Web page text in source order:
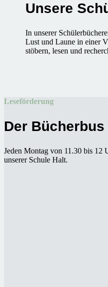
Unsere
In unserer
Lust und Laune in einer
stöbern, lesen und
Leseförderung
Der Bücherbus
Jeden Montag von 11.30 bis 12
unserer Schule Halt.